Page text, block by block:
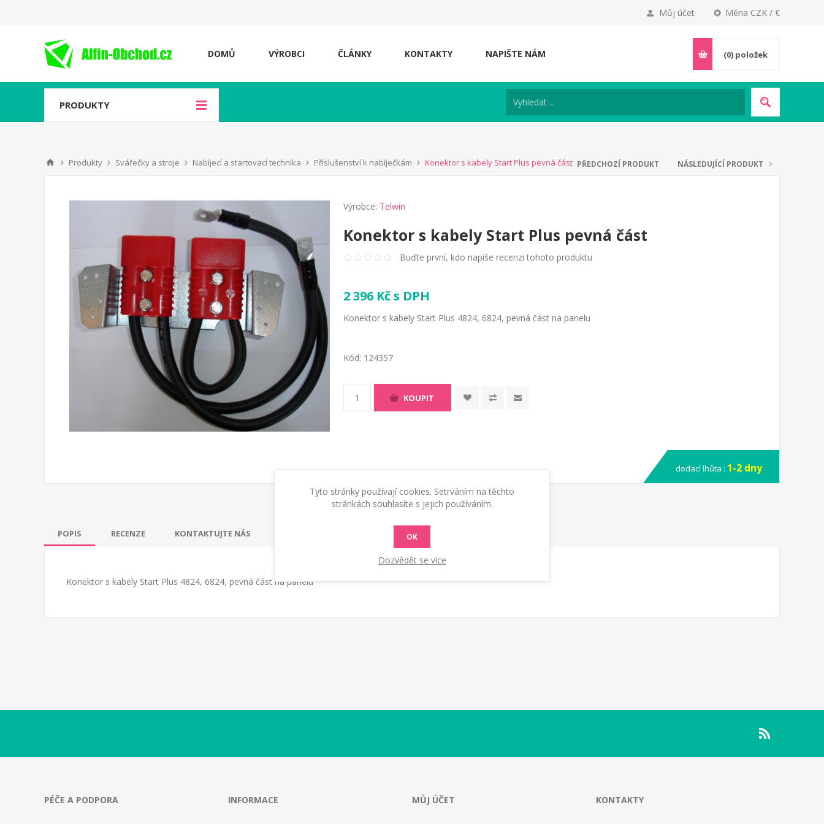
Měna CZK / €
Můj účet
DOMŮ VÝROBCI ČLÁNKY KONTAKTY NAPIŠTE NÁM (0) položek
PRODUKTY
Produkty Svářečky a stroje Nabíjecí a startovací technika Příslušenství k nabíječkám Konektor s kabely Start Plus pevná část PŘEDCHOZÍ PRODUKT NÁSLEDUJÍCÍ PRODUKT
Výrobce: Telwin
Konektor s kabely Start Plus pevná část
Buďte první, kdo napíše recenzi tohoto produktu
2 396 Kč s DPH
Konektor s kabely Start Plus 4824, 6824, pevná část na panelu
Kód: 124357
KOUPIT
dodací lhůta : 1-2 dny
POPIS RECENZE KONTAKTUJTE NÁS
Konektor s kabely Start Plus 4824, 6824, pevná část na panelu
PÉČE A PODPORA INFORMACE MŮJ ÚČET KONTAKTY
Tyto stránky používají cookies. Setrváním na těchto
stránkách souhlasíte s jejich používáním.
OK
Dozvědět se více